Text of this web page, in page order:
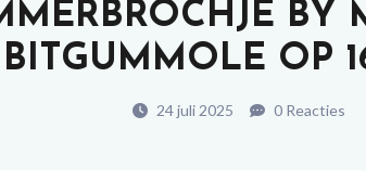
BY
BITGUMMOLE OP
24 juli 2025 0 Reacties